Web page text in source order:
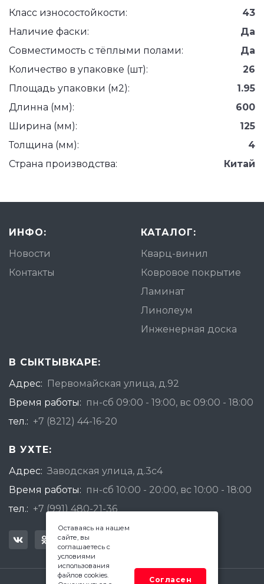
Класс износостойкости:
43
Наличие фаски:
Да
Совместимость с тёплыми полами:
Да
Количество в упаковке (шт):
26
Площадь упаковки (м2):
1.95
Длинна (мм):
600
Ширина (мм):
125
Толщина (мм):
4
Страна производства:
Китай
ИНФО:
Новости
Контакты
КАТАЛОГ:
Кварц-винил
Ковровое покрытие
Ламинат
Линолеум
Инженерная доска
В СЫКТЫВКАРЕ:
Адрес: Первомайская улица, д.92
Время работы: пн-сб 09:00 - 19:00, вс 09:00 - 18:00
тел.: +7 (8212) 44-16-20
В УХТЕ:
Адрес: Заводская улица, д.3с4
Время работы: пн-сб 10:00 - 20:00, вс 10:00 - 18:00
тел.: +7 (991) 480-21-36
Оставаясь на нашем
сайте, вы
соглашаетесь с
условиями
использования
файлов cookies.
Согласен